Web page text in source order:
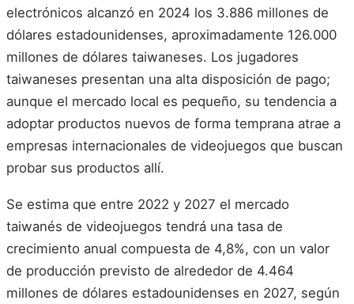
electrónicos alcanzó en 2024 los 3.886 millones de
dólares estadounidenses, aproximadamente 126.000
millones de dólares taiwaneses. Los jugadores
taiwaneses presentan una alta disposición de pago;
aunque el mercado local es pequeño, su tendencia a
adoptar productos nuevos de forma temprana atrae a
empresas internacionales de videojuegos que buscan
probar sus productos allí.
Se estima que entre 2022 y 2027 el mercado
taiwanés de videojuegos tendrá una tasa de
crecimiento anual compuesta de 4,8%, con un valor
de producción previsto de alrededor de 4.464
millones de dólares estadounidenses en 2027, según